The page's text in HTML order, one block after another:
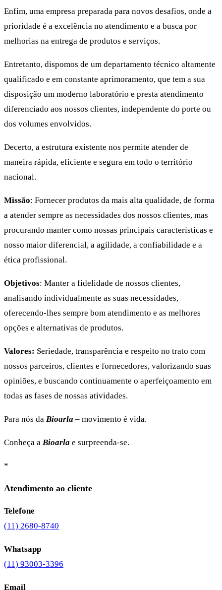
Enfim, uma empresa preparada para novos desafios, onde a
prioridade é a excelência no atendimento e a busca por
melhorias na entrega de produtos e serviços.
Entretanto, dispomos de um departamento técnico altamente
qualificado e em constante aprimoramento, que tem a sua
disposição um moderno laboratório e presta atendimento
diferenciado aos nossos clientes, independente do porte ou
dos volumes envolvidos.
Decerto, a estrutura existente nos permite atender de
maneira rápida, eficiente e segura em todo o território
nacional.
Missão: Fornecer produtos da mais alta qualidade, de forma
a atender sempre as necessidades dos nossos clientes, mas
procurando manter como nossas principais características e
nosso maior diferencial, a agilidade, a confiabilidade e a
ética profissional.
Objetivos: Manter a fidelidade de nossos clientes,
analisando individualmente as suas necessidades,
oferecendo-lhes sempre bom atendimento e as melhores
opções e alternativas de produtos.
Valores: Seriedade, transparência e respeito no trato com
nossos parceiros, clientes e fornecedores, valorizando suas
opiniões, e buscando continuamente o aperfeiçoamento em
todas as fases de nossas atividades.
Para nós da Bioarla – movimento é vida.
Conheça a Bioarla e surpreenda-se.
*
Atendimento ao cliente
Telefone
(11) 2680-8740
Whatsapp
(11) 93003-3396
Email